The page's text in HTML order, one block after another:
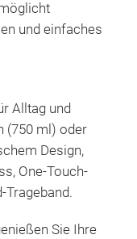
und einfaches
Alltag und
(750 ml) oder
Design,
One-Touch-
Trageband.
Sie Ihre